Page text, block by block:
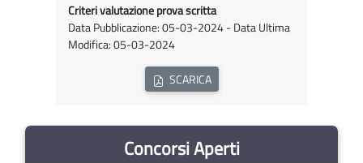
Criteri valutazione prova scritta
Data Pubblicazione: 05-03-2024 - Data Ultima
Modifica: 05-03-2024
SCARICA
Concorsi Aperti